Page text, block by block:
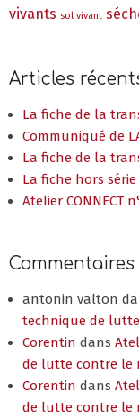
vivants sol vivant
Articles
La fiche de la
Communiqué de
La fiche de la
La fiche hors
Atelier CONNECT
antonin valton
technique de
Corentin dans
de lutte contre le
Corentin dans
de lutte contre le